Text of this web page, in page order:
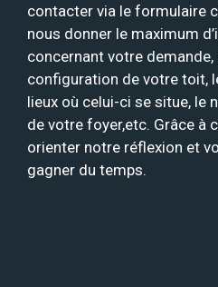
contacter via le formulaire
nous donner le maximum
concernant votre demande,
configuration de votre toit,
lieux où celui-ci se situe, le
de votre foyer,etc. Grâce à
orienter notre réflexion et
gagner du temps.